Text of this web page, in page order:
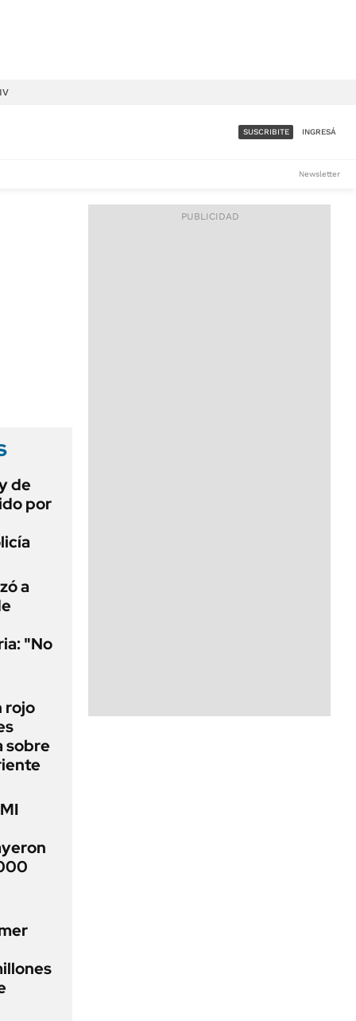
ACCESO FULL - $1.800/MES
SUSCRIBITE INGRESÁ
Newsletter
de
por
a
"No
rojo
sobre